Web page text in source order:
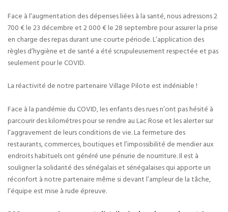
Face à l’augmentation des dépenses liées à la santé, nous adressons 2
700 € le 23 décembre et 2 000 € le 28 septembre pour assurer la prise
en charge des repas durant une courte période. L’application des
règles d’hygiène et de santé a été scrupuleusement respectée et pas
seulement pour le COVID.
La réactivité de notre partenaire Village Pilote est indéniable !
Face à la pandémie du COVID, les enfants des rues n’ont pas hésité à
parcourir des kilométres pour se rendre au Lac Rose et les alerter sur
l’aggravement de leurs conditions de vie. La fermeture des
restaurants, commerces, boutiques et l’impossibilité de mendier aux
endroits habituels ont généré une pénurie de nourriture. Il est à
souligner la solidarité des sénégalais et sénégalaises qui apporte un
réconfort à notre partenaire même si devant l’ampleur de la tâche,
l’équipe est mise à rude épreuve.